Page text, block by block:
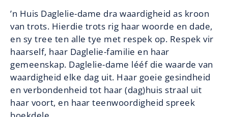
’n Huis Daglelie-dame dra waardigheid as kroon
van trots. Hierdie trots rig haar woorde en dade,
en sy tree ten alle tye met respek op. Respek vir
haarself, haar Daglelie-familie en haar
gemeenskap. Daglelie-dame lééf die waarde van
waardigheid elke dag uit. Haar goeie gesindheid
en verbondenheid tot haar (dag)huis straal uit
haar voort, en haar teenwoordigheid spreek